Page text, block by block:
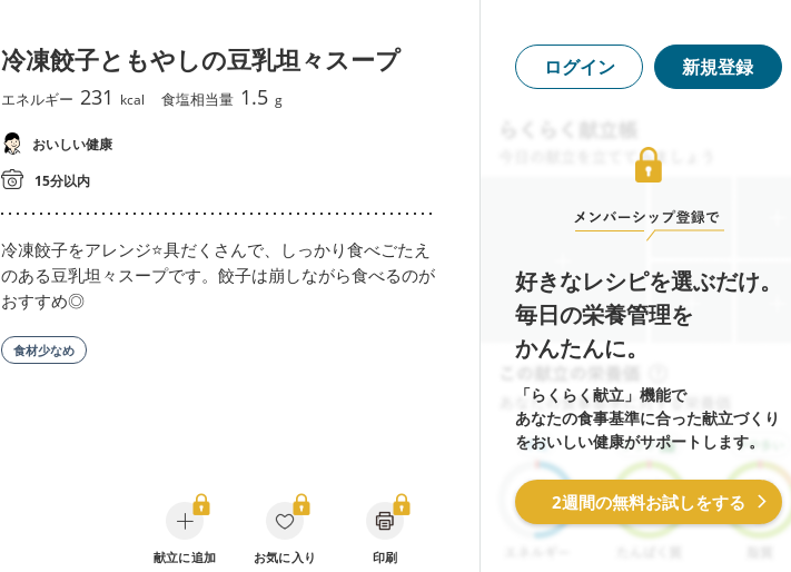
冷凍餃子ともやしの豆乳坦々スープ
エネルギー 231 kcal 食塩相当量 1.5 g
おいしい健康
15分以内
冷凍餃子をアレンジ⭐️具だくさんで、しっかり食べごたえ
のある豆乳坦々スープです。餃子は崩しながら食べるのが
おすすめ◎
食材少なめ
献立に追加 お気に入り 印刷
ログイン 新規登録
好きなレシピを選ぶだけ。
毎日の栄養管理を
かんたんに。
「らくらく献立」機能で
あなたの食事基準に合った献立づくり
をおいしい健康がサポートします。
2週間の無料お試しをする